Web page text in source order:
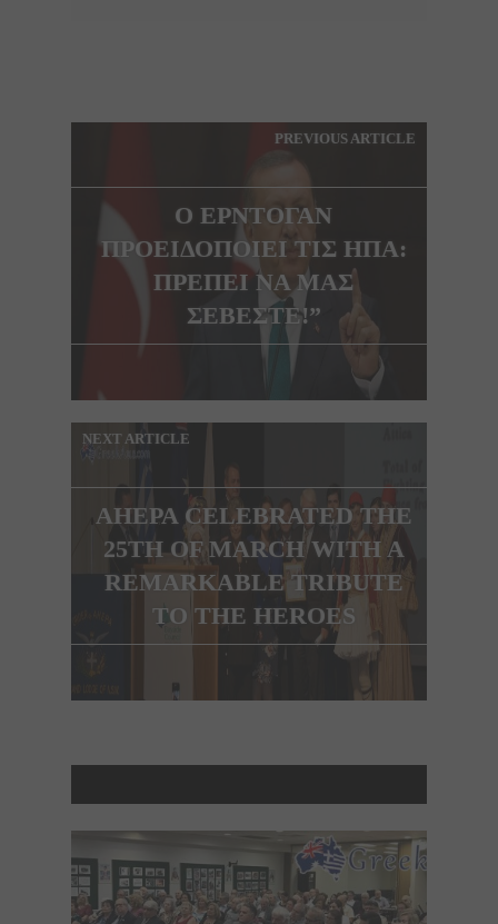
PREVIOUS ARTICLE
O ΕΡΝΤΟΓΑΝ
ΠΡΟΕΙΔΟΠΟΙΕΙ ΤΙΣ ΗΠΑ:
ΠΡΕΠΕΙ ΝΑ ΜΑΣ
ΣΕΒΕΣΤΕ!”
NEXT ARTICLE
AHEPA CELEBRATED THE
25TH OF MARCH WITH A
REMARKABLE TRIBUTE
TO THE HEROES